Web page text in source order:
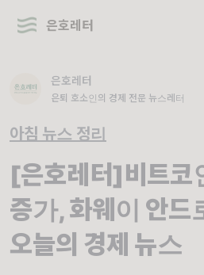
은호레터
은호레터
은퇴 호소인의 경제 전문 뉴스레터
아침 뉴스 정리
[은호레터]비트코
증가, 화웨이 안드
오늘의 경제 뉴스